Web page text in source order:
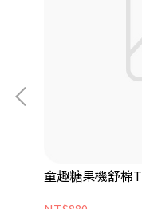
童趣糖果機舒棉T